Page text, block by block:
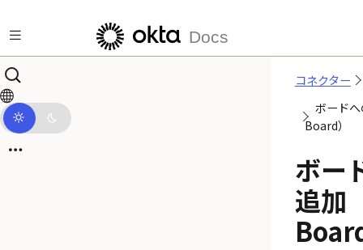
Docs
コネクター
ボード
Board）
ボー
追加